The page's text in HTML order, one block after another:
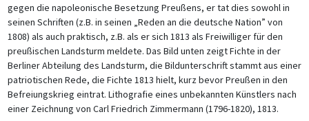
gegen die napoleonische Besetzung Preußens, er tat dies sowohl in
seinen Schriften (z.B. in seinen „Reden an die deutsche Nation” von
1808) als auch praktisch, z.B. als er sich 1813 als Freiwilliger für den
preußischen Landsturm meldete. Das Bild unten zeigt Fichte in der
Berliner Abteilung des Landsturm, die Bildunterschrift stammt aus einer
patriotischen Rede, die Fichte 1813 hielt, kurz bevor Preußen in den
Befreiungskrieg eintrat. Lithografie eines unbekannten Künstlers nach
einer Zeichnung von Carl Friedrich Zimmermann (1796-1820), 1813.